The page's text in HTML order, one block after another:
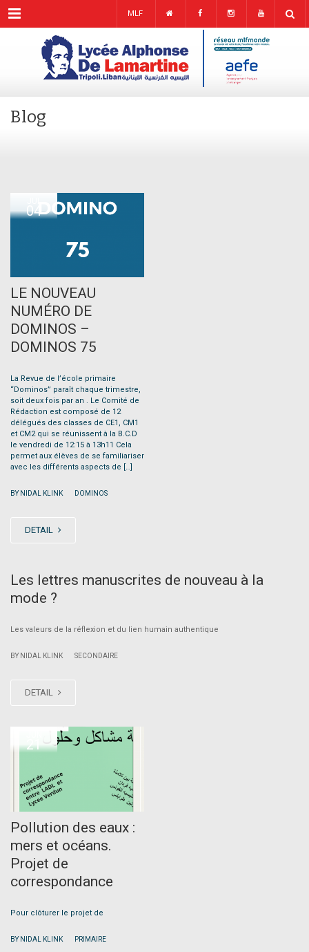
Menu MLF
Blog
04
LE NOUVEAU
NUMÉRO DE
DOMINOS –
DOMINOS 75
La Revue de l’école primaire
“Dominos” paraît chaque trimestre,
soit deux fois par an . Le Comité de
Rédaction est composé de 12
délégués des classes de CE1, CM1
et CM2 qui se réunissent à la B.C.D
le vendredi de 12:15 à 13h11 Cela
permet aux élèves de se familiariser
avec les différents aspects de […]
BY NIDAL KLINK DOMINOS
DETAIL
Les lettres manuscrites de nouveau à la
mode ?
Les valeurs de la réflexion et du lien humain authentique
BY NIDAL KLINK SECONDAIRE
DETAIL
21
Pollution des eaux :
mers et océans.
Projet de
correspondance
Pour clôturer le projet de
BY NIDAL KLINK PRIMAIRE